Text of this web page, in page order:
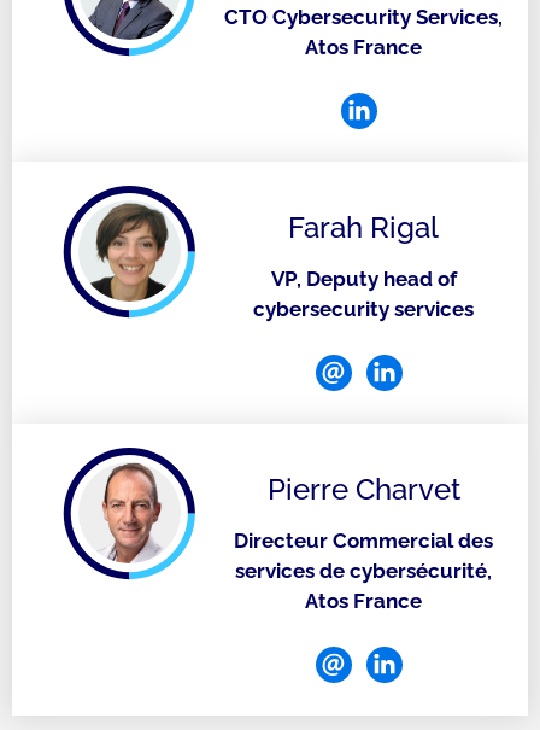
CTO Cybersecurity Services,
Atos France
Farah Rigal
VP, Deputy head of
cybersecurity services
Pierre Charvet
Directeur Commercial des
services de cybersécurité,
Atos France